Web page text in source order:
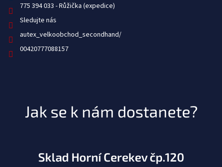
775 394 033
Sledujte nás
autex_velkoobchod_secondhand/
00420777088157
Jak se k nám dostanete?
Sklad Horní Cerekev čp.120